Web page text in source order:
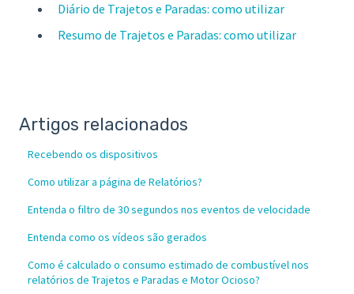
Diário de Trajetos e Paradas: como utilizar
Resumo de Trajetos e Paradas: como utilizar
Artigos relacionados
Recebendo os dispositivos
Como utilizar a página de Relatórios?
Entenda o filtro de 30 segundos nos eventos de velocidade
Entenda como os vídeos são gerados
Como é calculado o consumo estimado de combustível nos
relatórios de Trajetos e Paradas e Motor Ocioso?